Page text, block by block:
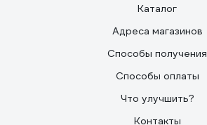
Каталог
Адреса магазинов
Способы получения
Способы оплаты
Что улучшить?
Контакты